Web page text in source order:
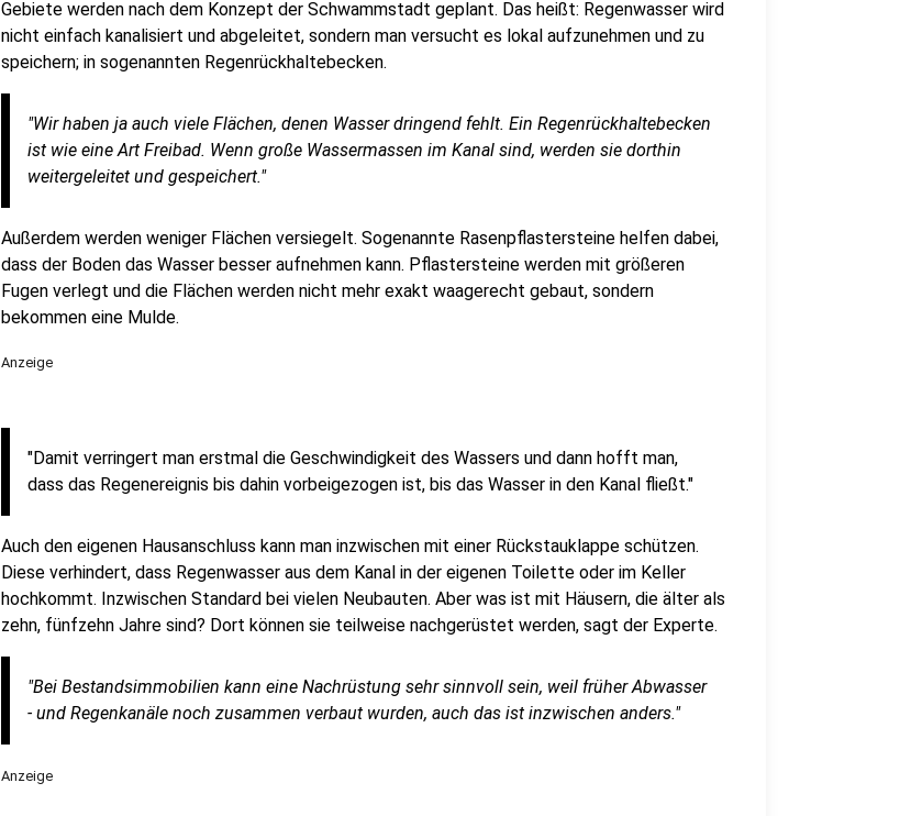
Gebiete werden nach dem Konzept der Schwammstadt geplant. Das heißt: Regenwasser wird
nicht einfach kanalisiert und abgeleitet, sondern man versucht es lokal aufzunehmen und zu
speichern; in sogenannten Regenrückhaltebecken.
"Wir haben ja auch viele Flächen, denen Wasser dringend fehlt. Ein Regenrückhaltebecken
ist wie eine Art Freibad. Wenn große Wassermassen im Kanal sind, werden sie dorthin
weitergeleitet und gespeichert."
Außerdem werden weniger Flächen versiegelt. Sogenannte Rasenpflastersteine helfen dabei,
dass der Boden das Wasser besser aufnehmen kann. Pflastersteine werden mit größeren
Fugen verlegt und die Flächen werden nicht mehr exakt waagerecht gebaut, sondern
bekommen eine Mulde.
Anzeige
"Damit verringert man erstmal die Geschwindigkeit des Wassers und dann hofft man,
dass das Regenereignis bis dahin vorbeigezogen ist, bis das Wasser in den Kanal fließt."
Auch den eigenen Hausanschluss kann man inzwischen mit einer Rückstauklappe schützen.
Diese verhindert, dass Regenwasser aus dem Kanal in der eigenen Toilette oder im Keller
hochkommt. Inzwischen Standard bei vielen Neubauten. Aber was ist mit Häusern, die älter als
zehn, fünfzehn Jahre sind? Dort können sie teilweise nachgerüstet werden, sagt der Experte.
"Bei Bestandsimmobilien kann eine Nachrüstung sehr sinnvoll sein, weil früher Abwasser
- und Regenkanäle noch zusammen verbaut wurden, auch das ist inzwischen anders."
Anzeige